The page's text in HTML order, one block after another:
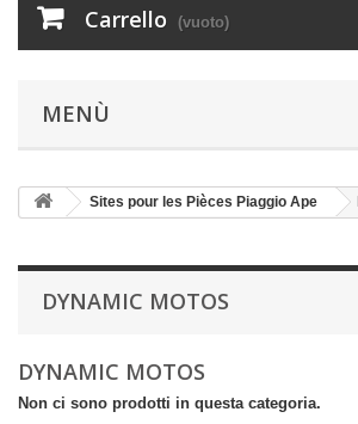
Carrello (vuoto)
MENÙ
Sites pour les Pièces Piaggio Ape
DYNAMIC MOTOS
DYNAMIC MOTOS
Non ci sono prodotti in questa categoria.